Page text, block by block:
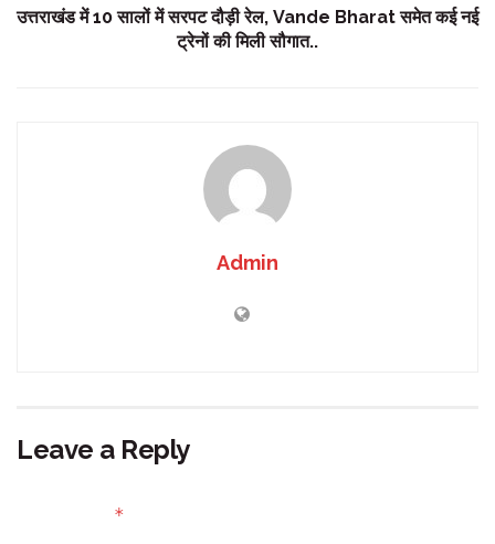
उत्तराखंड में 10 सालों में सरपट दौड़ी रेल, Vande Bharat समेत कई नई
ट्रेनों की मिली सौगात..
Admin
Leave a Reply
*